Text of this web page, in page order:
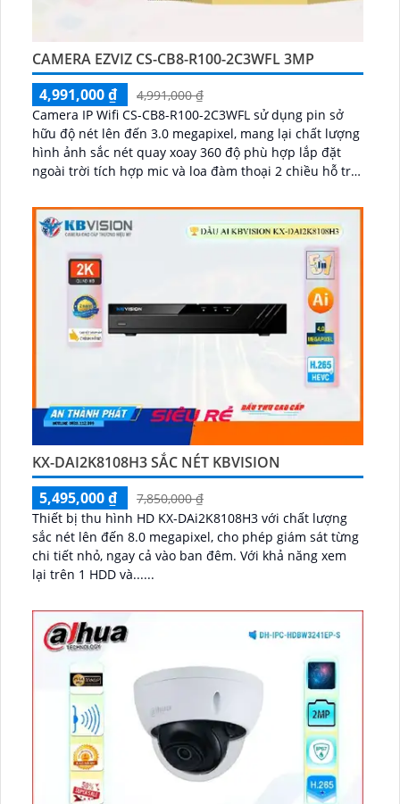
CAMERA EZVIZ CS-CB8-R100-2C3WFL 3MP
4,991,000 ₫
4,991,000 ₫
Camera IP Wifi CS-CB8-R100-2C3WFL sử dụng pin sở
hữu độ nét lên đến 3.0 megapixel, mang lại chất lượng
hình ảnh sắc nét quay xoay 360 độ phù hợp lắp đặt
ngoài trời tích hợp mic và loa đàm thoại 2 chiều hỗ trợ
...
KX-DAI2K8108H3 SẮC NÉT KBVISION
5,495,000 ₫
7,850,000 ₫
Thiết bị thu hình HD KX-DAi2K8108H3 với chất lượng
sắc nét lên đến 8.0 megapixel, cho phép giám sát từng
chi tiết nhỏ, ngay cả vào ban đêm. Với khả năng xem
lại trên 1 HDD và......